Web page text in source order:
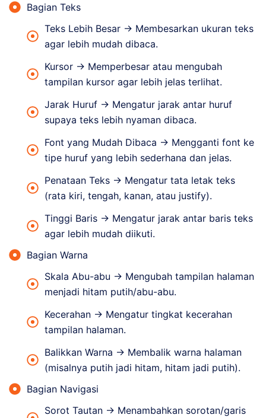
Bagian Teks
Teks Lebih Besar → Membesarkan ukuran teks
agar lebih mudah dibaca.
Kursor → Memperbesar atau mengubah
tampilan kursor agar lebih jelas terlihat.
Jarak Huruf → Mengatur jarak antar huruf
supaya teks lebih nyaman dibaca.
Font yang Mudah Dibaca → Mengganti font ke
tipe huruf yang lebih sederhana dan jelas.
Penataan Teks → Mengatur tata letak teks
(rata kiri, tengah, kanan, atau justify).
Tinggi Baris → Mengatur jarak antar baris teks
agar lebih mudah diikuti.
Bagian Warna
Skala Abu-abu → Mengubah tampilan halaman
menjadi hitam putih/abu-abu.
Kecerahan → Mengatur tingkat kecerahan
tampilan halaman.
Balikkan Warna → Membalik warna halaman
(misalnya putih jadi hitam, hitam jadi putih).
Bagian Navigasi
Sorot Tautan → Menambahkan sorotan/garis